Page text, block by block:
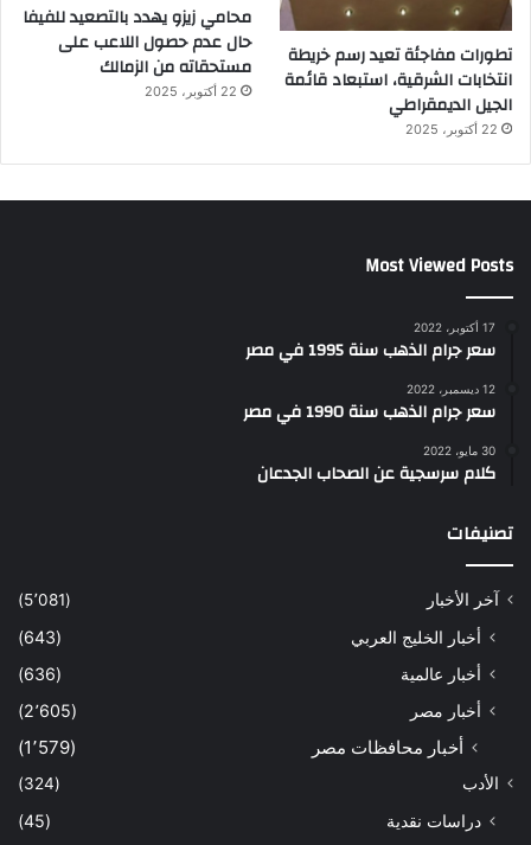
تطورات مفاجئة تعيد رسم خريطة
انتخابات الشرقية، استبعاد قائمة
الجيل الديمقراطي
22 أكتوبر، 2025
محامي زيزو يهدد بالتصعيد للفيفا
حال عدم حصول اللاعب على
مستحقاته من الزمالك
22 أكتوبر، 2025
Most Viewed Posts
17 أكتوبر، 2022
سعر جرام الذهب سنة 1995 في مصر
12 ديسمبر، 2022
سعر جرام الذهب سنة 1990 في مصر
30 مايو، 2022
كلام سرسجية عن الصحاب الجدعان
تصنيفات
آخر الأخبار (5٬081)
أخبار الخليج العربي
(643)
أخبار عالمية
(636)
أخبار مصر
(2٬605)
أخبار محافظات مصر (1٬579)
الأدب (324)
دراسات نقدية
(45)